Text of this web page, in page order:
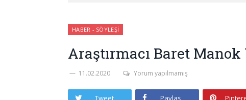
HABER - SÖYLEŞI
Araştırmacı Baret
11.02.2020 Yorum yapılmamış
Tweet Paylaş